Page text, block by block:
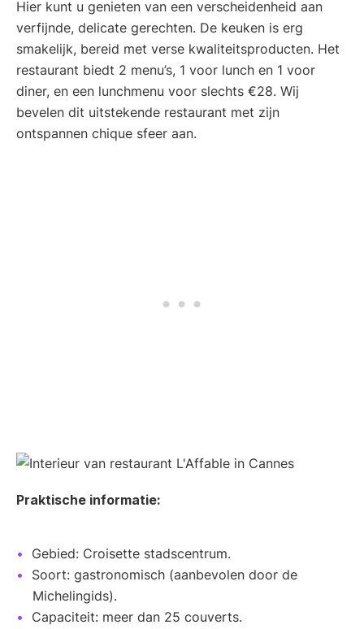
Hier kunt u genieten van een verscheidenheid aan
verfijnde, delicate gerechten. De keuken is erg
smakelijk, bereid met verse kwaliteitsproducten. Het
restaurant biedt 2 menu’s, 1 voor lunch en 1 voor
diner, en een lunchmenu voor slechts €28. Wij
bevelen dit uitstekende restaurant met zijn
ontspannen chique sfeer aan.
Praktische informatie:
Gebied: Croisette stadscentrum.
Soort: gastronomisch (aanbevolen door de
Michelingids).
Capaciteit: meer dan 25 couverts.